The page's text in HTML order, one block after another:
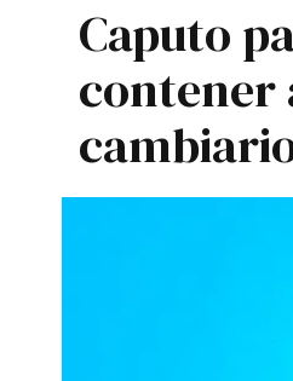
Caputo
contener